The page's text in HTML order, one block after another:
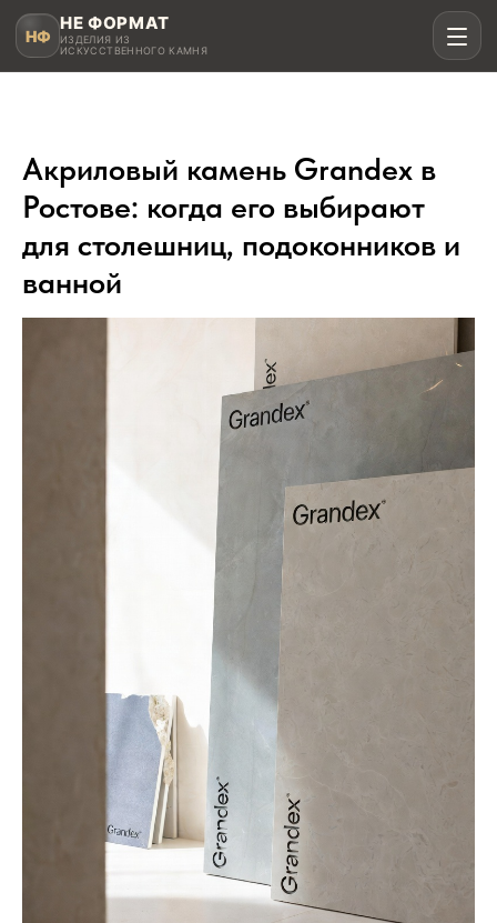
НФ
НЕ ФОРМАТ
ИЗДЕЛИЯ ИЗ
ИСКУССТВЕННОГО КАМНЯ
Написать в Telegram
Акрил, кварц, HPL compact
Интегрированные и подклеенные
Для кухни и домашнего бара
Столешницы для барбекю
Кухонная техника
Подбор под столешницу
Разделочные доски
Аксессуары из камня
Акриловый камень Grandex в
Ростове: когда его выбирают
для столешниц, подоконников и
ванной